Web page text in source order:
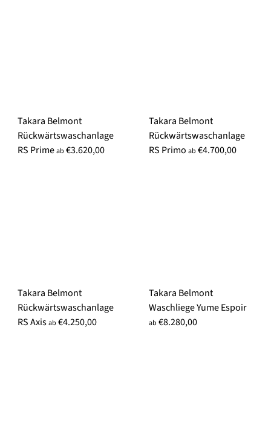
Takara Belmont
Rückwärtswaschanlage
RS Primeab €3.620,00
Takara Belmont
Rückwärtswaschanlage
RS Primo ab €4.700,00
Takara Belmont
Rückwärtswaschanlage
RS Axisab €4.250,00
Takara Belmont
Waschliege Yume Espoir
ab €8.280,00